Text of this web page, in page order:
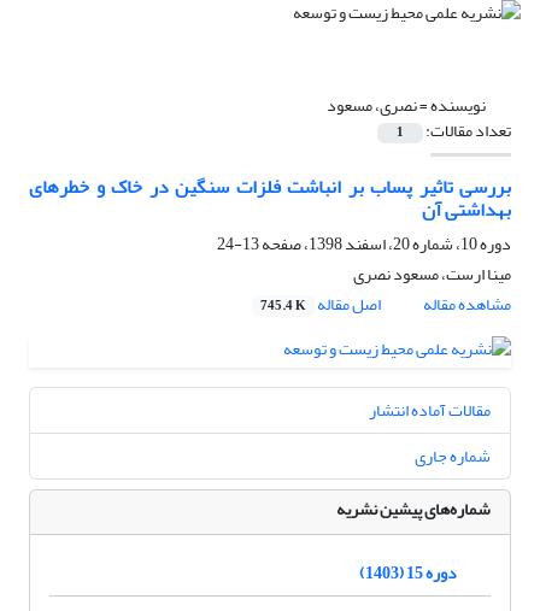
نویسنده =نصری، مسعود
تعداد مقالات: 1
بررسی تاثیر پساب بر انباشت فلزات سنگین در خاک و خطرهای
بهداشتی آن
دوره 10، شماره 20، اسفند 1398، صفحه
13-24
مینا ارست، مسعود نصری
مشاهده مقاله
اصل مقاله 745.4 K
مقالات آماده انتشار
شماره جاری
شماره‌های پیشین نشریه
دوره 15 (1403)